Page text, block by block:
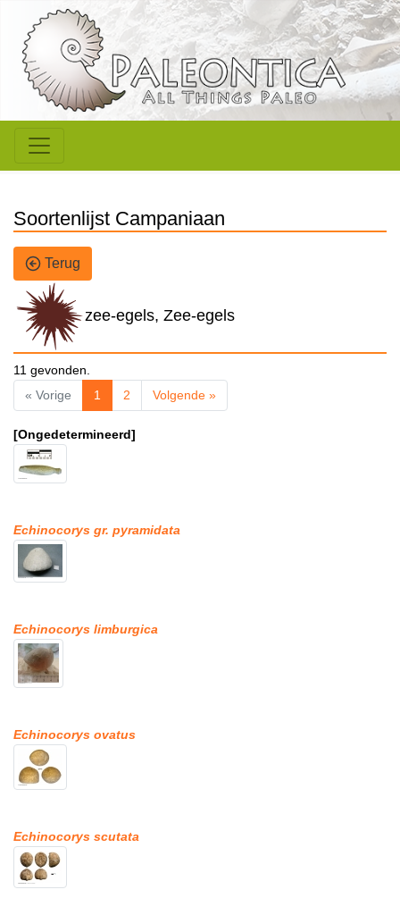
Soortenlijst Campaniaan
Terug
zee-egels, Zee-egels
11 gevonden.
« Vorige
1 2 Volgende »
[Ongedetermineerd]
Echinocorys gr. pyramidata
Echinocorys limburgica
Echinocorys ovatus
Echinocorys scutata